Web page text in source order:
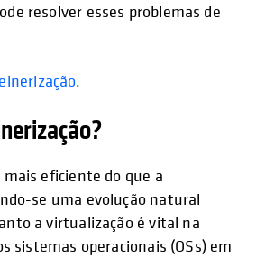
resolver esses problemas de
.
eficiente do que a
se uma evolução natural
a virtualização é vital na
sistemas operacionais (OSs) em